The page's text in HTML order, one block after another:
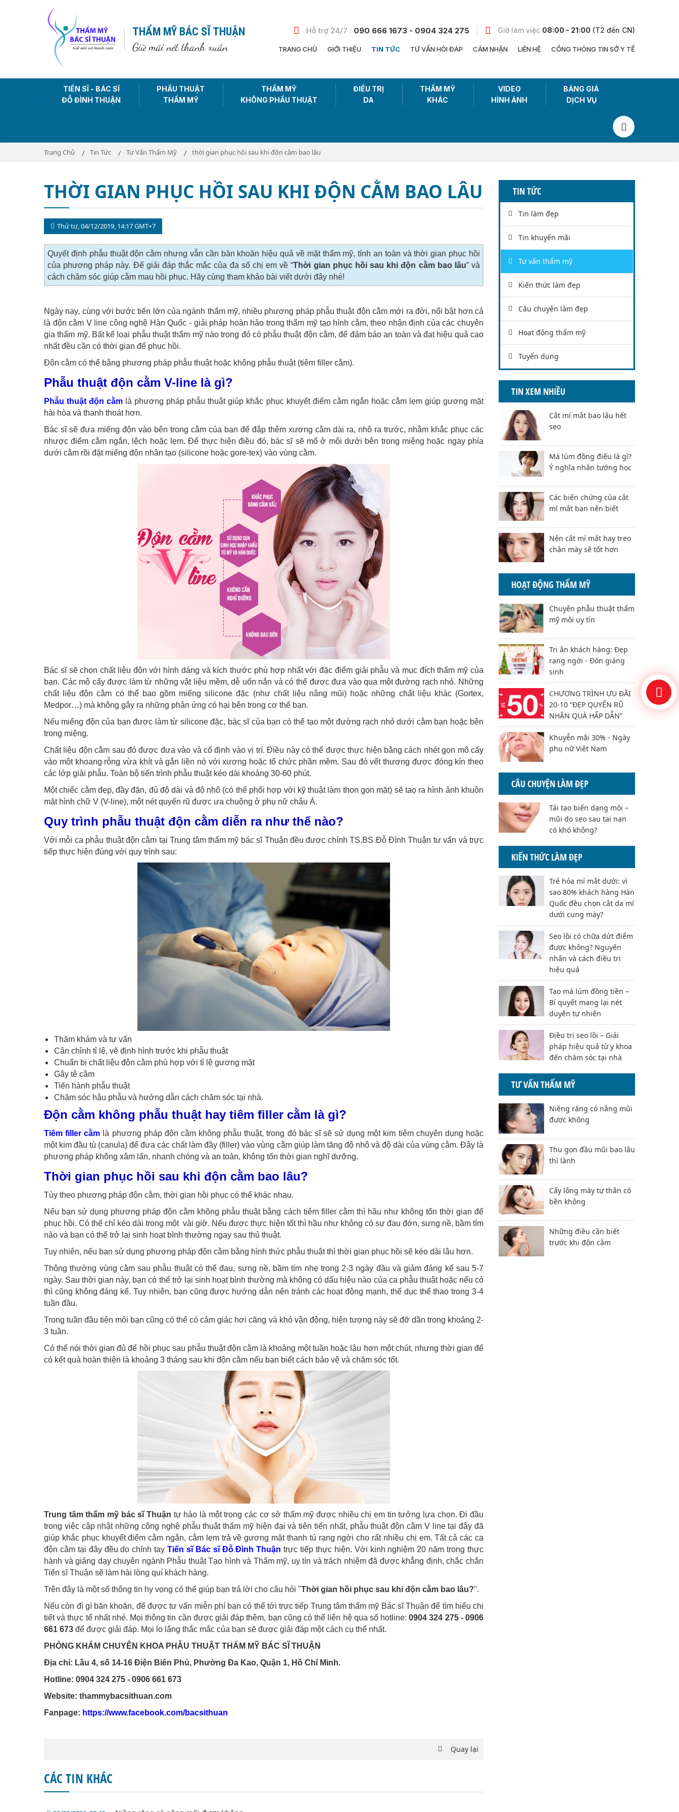
THẨM MỸ BÁC SĨ THUẬN
Giữ mãi nét thanh xuân
Hỗ trợ 24/7 : 090 666 1673 - 0904 324 275 Giờ làm việc 08:00 - 21:00 (T2 đến CN)
TRANG CHỦ GIỚI THIỆU TIN TỨC TƯ VẤN HỎI ĐÁP CẢM NHẬN LIÊN HỆ CỔNG THÔNG TIN SỞ Y TẾ
TIẾN SĨ - BÁC SĨ
ĐỖ ĐÌNH THUẬN
PHẨU THUẬT
THẨM MỸ
THẨM MỸ
KHÔNG PHẨU THUẬT
ĐIỀU TRỊ
DA
THẨM MỸ
KHÁC
VIDEO
HÌNH ẢNH
BẢNG GIÁ
DỊCH VỤ
Trang Chủ Tin Tức Tư Vấn Thẩm Mỹ thời gian phục hồi sau khi độn cằm bao lâu
THỜI GIAN PHỤC HỒI SAU KHI ĐỘN CẰM BAO LÂU
Thứ tư, 04/12/2019, 14:17 GMT+7
Quyết định phẫu thuật độn cằm nhưng vẫn cần băn khoăn hiệu quả về mặt thẩm mỹ, tính an toàn và thời gian phục hồi
của phương pháp này. Để giải đáp thắc mắc của đa số chị em về “Thời gian phục hồi sau khi độn cằm bao lâu” và
cách chăm sóc giúp cằm mau hồi phục. Hãy cùng tham khảo bài viết dưới đây nhé!
Ngày nay, cùng với bước tiến lớn của ngành thẩm mỹ, nhiều phương pháp phẫu thuật độn cằm mới ra đời, nổi bật hơn cả
là độn cằm V line công nghệ Hàn Quốc - giải pháp hoàn hảo trong thẩm mỹ tạo hình cằm, theo nhận định của các chuyên
gia thẩm mỹ. Bất kể loại phẫu thuật thẩm mỹ nào trong đó có phẫu thuật độn cằm, để đảm bảo an toàn và đạt hiệu quả cao
nhất đều cần có thời gian để phục hồi.
Độn cằm có thể bằng phương pháp phẫu thuật hoặc không phẫu thuật (tiêm filler cằm).
Phẫu thuật độn cằm V-line là gì?
Phẫu thuật độn cằm là phương pháp phẫu thuật giúp khắc phục khuyết điểm cằm ngắn hoặc cằm lẹm giúp gương mặt
hài hòa và thanh thoát hơn.
Bác sĩ sẽ đưa miếng độn vào bên trong cằm của bạn để đắp thêm xương cằm dài ra, nhô ra trước, nhằm khắc phục các
nhược điểm cằm ngắn, lệch hoặc lẹm. Để thực hiện điều đó, bác sĩ sẽ mổ ở môi dưới bên trong miệng hoặc ngay phía
dưới cằm rồi đặt miếng độn nhân tạo (silicone hoặc gore-tex) vào vùng cằm.
Bác sĩ sẽ chọn chất liệu độn với hình dáng và kích thước phù hợp nhất với đặc điểm giải phẫu và mục đích thẩm mỹ của
bạn. Các mô cấy được làm từ những vật liệu mềm, dễ uốn nắn và có thể được đưa vào qua một đường rạch nhỏ. Những
chất liệu độn cằm có thể bao gồm miếng silicone đặc (như chất liệu nâng mũi) hoặc những chất liệu khác (Gortex,
Medpor…) mà không gây ra những phản ứng có hại bên trong cơ thể bạn.
Nếu miếng độn của bạn được làm từ silicone đặc, bác sĩ của bạn có thể tạo một đường rạch nhỏ dưới cằm bạn hoặc bên
trong miệng.
Chất liệu độn cằm sau đó được đưa vào và cố định vào vị trí. Điều này có thể được thực hiện bằng cách nhét gọn mô cấy
vào một khoang rỗng vừa khít và gắn liền nó với xương hoặc tổ chức phần mềm. Sau đó vết thương được đóng kín theo
các lớp giải phẫu. Toàn bộ tiến trình phẫu thuật kéo dài khoảng 30-60 phút.
Một chiếc cằm đẹp, đầy đặn, đủ độ dài và độ nhô (có thể phối hợp với kỹ thuật làm thon gọn mặt) sẽ taọ ra hình ảnh khuôn
mặt hình chữ V (V-line), một nét quyến rũ được ưa chuộng ở phụ nữ châu Á.
Quy trình phẫu thuật độn cằm diễn ra như thế nào?
Với mỗi ca phẫu thuật độn cằm tại Trung tâm thẩm mỹ bác sĩ Thuận đều được chính TS.BS Đỗ Đình Thuận tư vấn và trực
tiếp thực hiện đúng với quy trình sau:
Thăm khám và tư vấn
Cân chỉnh tỉ lệ, vẽ định hình trước khi phẫu thuật
Chuẩn bị chất liệu độn cằm phù hợp với tỉ lệ gương mặt
Gây tê cằm
Tiến hành phẫu thuật
Chăm sóc hậu phẫu và hướng dẫn cách chăm sóc tại nhà.
Độn cằm không phẫu thuật hay tiêm filler cằm là gì?
Tiêm filler cằm là phương pháp độn cằm không phẫu thuật, trong đó bác sĩ sẽ sử dụng một kim tiêm chuyên dụng hoặc
một kim đầu tù (canula) để đưa các chất làm đầy (filler) vào vùng cằm giúp làm tăng độ nhô và độ dài của vùng cằm. Đây là
phương pháp không xâm lấn, nhanh chóng và an toàn, không tốn thời gian nghĩ dưỡng.
Thời gian phục hồi sau khi độn cằm bao lâu?
Tùy theo phương pháp độn cằm, thời gian hồi phục có thể khác nhau.
Nếu bạn sử dụng phương pháp độn cằm không phẫu thuật bằng cách tiêm filler cằm thì hầu như không tốn thời gian để
phục hồi. Có thể chỉ kéo dài trong một vài giờ. Nếu được thực hiện tốt thì hầu như không có sự đau đớn, sưng nề, bầm tím
nào và bạn có thể trở lại sinh hoạt bình thường ngay sau thủ thuật.
Tuy nhiên, nếu bạn sử dụng phương pháp độn cằm bằng hình thức phẫu thuật thì thời gian phục hồi sẽ kéo dài lâu hơn.
Thông thường vùng cằm sau phẫu thuật có thể đau, sưng nề, bầm tím nhẹ trong 2-3 ngày đầu và giảm đáng kể sau 5-7
ngày. Sau thời gian này, bạn có thể trở lại sinh hoạt bình thường mà không có dấu hiệu nào của ca phẫu thuật hoặc nếu có
thì cũng không đáng kể. Tuy nhiên, bạn cũng được hướng dẫn nên tránh các hoạt động mạnh, thể dục thể thao trong 3-4
tuần đầu.
Trong tuần đầu tiên môi bạn cũng có thể có cảm giác hơi căng và khó vận động, hiện tượng này sẽ đỡ dần trong khoảng 2-
3 tuần.
Có thể nói thời gian đủ để hồi phục sau phẫu thuật độn cằm là khoảng một tuần hoặc lâu hơn một chút, nhưng thời gian để
có kết quả hoàn thiện là khoảng 3 tháng sau khi độn cằm nếu bạn biết cách bảo vệ và chăm sóc tốt.
Trung tâm thẩm mỹ bác sĩ Thuận tự hào là một trong các cơ sở thẩm mỹ được nhiều chị em tin tưởng lựa chọn. Đi đầu
trong việc cập nhật những công nghệ phẫu thuật thẩm mỹ hiện đại và tiên tiến nhất, phẫu thuật độn cằm V line tại đây đã
giúp khắc phục khuyết điểm cằm ngắn, cằm lẹm trả về gương mặt thanh tú rạng ngời cho rất nhiều chị em. Tất cả các ca
độn cằm tại đây đều do chính tayTiến sĩ Bác sĩ Đỗ Đình Thuậntrực tiếp thực hiện. Với kinh nghiệm 20 năm trong thực
hành và giảng dạy chuyên ngành Phẫu thuật Tạo hình và Thẩm mỹ, uy tín và trách nhiệm đã được khẳng định, chắc chắn
Tiến sĩ Thuận sẽ làm hài lòng quí khách hàng.
Trên đây là một số thông tin hy vọng có thể giúp bạn trả lời cho câu hỏi "Thời gian hồi phục sau khi độn cằm bao lâu?".
Nếu còn đì gì băn khoăn, để được tư vấn miễn phí bạn có thể tới trực tiếp Trung tâm thẩm mỹ Bác sĩ Thuận để tìm hiểu chi
tiết và thực tế nhất nhé. Mọi thông tin cần được giải đáp thêm, bạn cũng có thể liên hệ qua số hotline:0904 324 275 - 0906
661 673 để được giải đáp. Mọi lo lắng thắc mắc của bạn sẽ được giải đáp một cách cụ thể nhất.
PHÒNG KHÁM CHUYÊN KHOA PHẪU THUẬT THẨM MỸ BÁC SĨ THUẬN
Địa chỉ: Lầu 4, số 14-16 Điện Biên Phủ, Phường Đa Kao, Quận 1, Hồ Chí Minh.
Hotline: 0904 324 275 - 0906 661 673
Website: thammybacsithuan.com
Fanpage: https://www.facebook.com/bacsithuan
Quay lại
CÁC TIN KHÁC
TIN TỨC
Tin làm đẹp
Tin khuyến mãi
Tư vấn thẩm mỹ
Kiến thức làm đẹp
Câu chuyện làm đẹp
Hoạt động thẩm mỹ
Tuyển dụng
TIN XEM NHIỀU
Cắt mí mắt bao lâu hết
sẹo
Má lúm đồng điếu là gì?
Ý nghĩa nhân tướng học
Các biến chứng của cắt
mí mắt bạn nên biết
Nên cắt mí mắt hay treo
chân mày sẽ tốt hơn
HOẠT ĐỘNG THẨM MỸ
Chuyên phẫu thuật thẩm
mỹ môi uy tín
Tri ân khách hàng: Đẹp
rạng ngời - Đón giáng
sinh
CHƯƠNG TRÌNH ƯU ĐÃI
20-10 “ĐẸP QUYẾN RŨ
NHẬN QUÀ HẤP DẪN”
Khuyễn mãi 30% - Ngày
phụ nữ Việt Nam
CÂU CHUYỆN LÀM ĐẸP
Tái tạo biến dạng môi –
mũi do sẹo sau tai nạn
có khó không?
KIẾN THỨC LÀM ĐẸP
Trẻ hóa mí mắt dưới: vì
sao 80% khách hàng Hàn
Quốc đều chọn cắt da mí
dưới cung mày?
Sẹo lồi có chữa dứt điểm
được không? Nguyên
nhân và cách điều trị
hiệu quả
Tạo má lúm đồng tiền –
Bí quyết mang lại nét
duyên tự nhiên
Điều trị sẹo lồi – Giải
pháp hiệu quả từ y khoa
đến chăm sóc tại nhà
TƯ VẤN THẨM MỸ
Niềng răng có nâng mũi
được không
Thu gọn đầu mũi bao lâu
thì lành
Cấy lông mày tự thân có
bền không
Những điều cần biết
trước khi độn cằm